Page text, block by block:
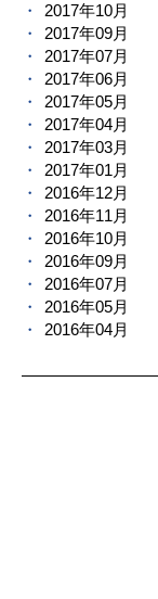
2017年10月
2017年09月
2017年07月
2017年06月
2017年05月
2017年04月
2017年03月
2017年01月
2016年12月
2016年11月
2016年10月
2016年09月
2016年07月
2016年05月
2016年04月